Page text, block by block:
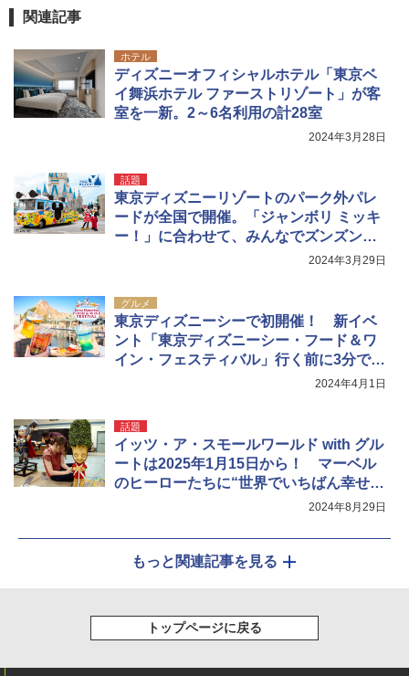
関連記事
ホテル
ディズニーオフィシャルホテル「東京ベ
イ舞浜ホテル ファーストリゾート」が客
室を一新。2～6名利用の計28室
2024年3月28日
話題
東京ディズニーリゾートのパーク外パレ
ードが全国で開催。「ジャンボリ ミッキ
ー！」に合わせて、みんなでズンズン
2024年3月29日
グルメ
東京ディズニーシーで初開催！ 新イベ
ント「東京ディズニーシー・フード＆ワ
イン・フェスティバル」行く前に3分で超
2024年4月1日
話題
イッツ・ア・スモールワールド with グル
ートは2025年1月15日から！ マーベル
のヒーローたちに“世界でいちばん幸せな
2024年8月29日
もっと関連記事を見る
トップページに戻る